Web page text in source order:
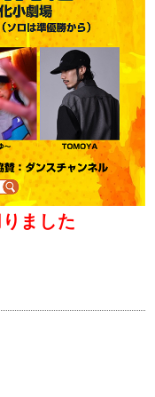
ました